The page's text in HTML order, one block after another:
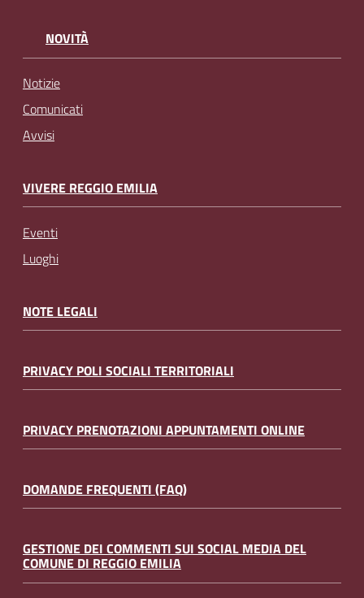
NOVITÀ
Notizie
Comunicati
Avvisi
VIVERE REGGIO EMILIA
Eventi
Luoghi
NOTE LEGALI
PRIVACY POLI SOCIALI TERRITORIALI
PRIVACY PRENOTAZIONI APPUNTAMENTI ONLINE
DOMANDE FREQUENTI (FAQ)
GESTIONE DEI COMMENTI SUI SOCIAL MEDIA DEL
COMUNE DI REGGIO EMILIA